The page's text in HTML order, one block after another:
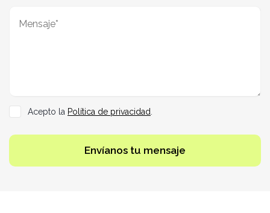
Acepto la Política de privacidad
Envíanos tu mensaje